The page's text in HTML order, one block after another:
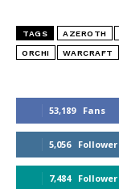
53,189 Fans
5,056 Follower
7,484 Follower
TAGS AZEROTH
ORCHI WARCRAFT